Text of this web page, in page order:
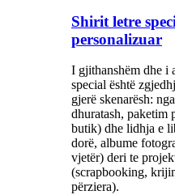
Shirit letre
personalizuar
I gjithanshëm dhe i
special është
gjerë skenarësh:
dhuratash, paketim
butik) dhe lidhja e
dorë, albume
vjetër) deri te
(scrapbooking,
përziera).